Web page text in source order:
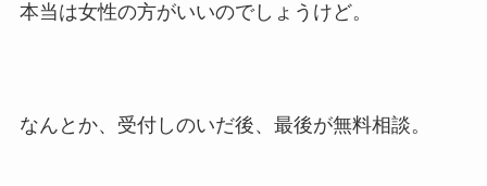
本当は女性の方がいいのでしょうけど。
なんとか、受付しのいだ後、最後が無料相談。